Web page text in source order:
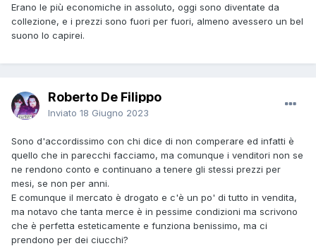
Erano le più economiche in assoluto, oggi sono diventate da
collezione, e i prezzi sono fuori per fuori, almeno avessero un bel
suono lo capirei.
Roberto De Filippo
Inviato 18 Giugno 2023
Sono d'accordissimo con chi dice di non comperare ed infatti è
quello che in parecchi facciamo, ma comunque i venditori non se
ne rendono conto e continuano a tenere gli stessi prezzi per
mesi, se non per anni.
E comunque il mercato è drogato e c'è un po' di tutto in vendita,
ma notavo che tanta merce è in pessime condizioni ma scrivono
che è perfetta esteticamente e funziona benissimo, ma ci
prendono per dei ciucchi?